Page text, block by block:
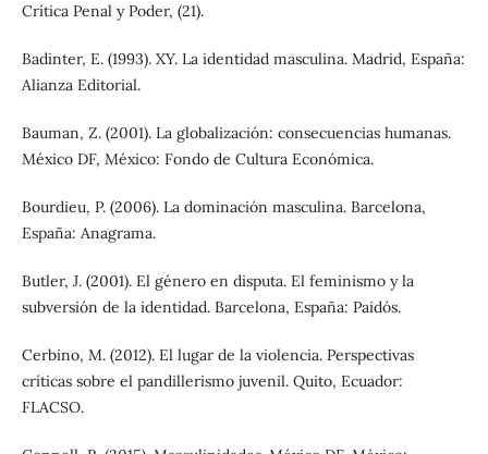
Crítica Penal y Poder, (21).
Badinter, E. (1993). XY. La identidad masculina. Madrid, España:
Alianza Editorial.
Bauman, Z. (2001). La globalización: consecuencias humanas.
México DF, México: Fondo de Cultura Económica.
Bourdieu, P. (2006). La dominación masculina. Barcelona,
España: Anagrama.
Butler, J. (2001). El género en disputa. El feminismo y la
subversión de la identidad. Barcelona, España: Paidós.
Cerbino, M. (2012). El lugar de la violencia. Perspectivas
críticas sobre el pandillerismo juvenil. Quito, Ecuador:
FLACSO.